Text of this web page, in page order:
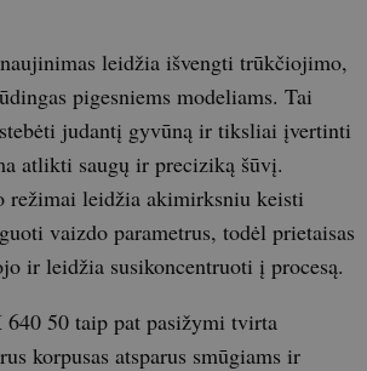
leidžia išvengti trūkčiojimo,
pigesniems modeliams. Tai
judantį gyvūną ir tiksliai įvertinti
atlikti saugų ir preciziką šūvį.
režimai leidžia akimirksniu keisti
vaizdo parametrus, todėl prietaisas
ir leidžia susikoncentruoti į procesą.
640 50 taip pat pasižymi tvirta
korpusas atsparus smūgiams ir